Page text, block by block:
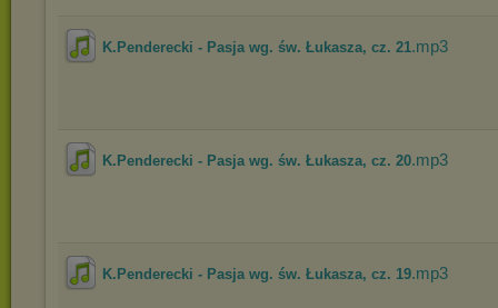
K.Penderecki - Pasja wg. św. Łukasza, cz. 21.mp3
K.Penderecki - Pasja wg. św. Łukasza, cz. 20.mp3
K.Penderecki - Pasja wg. św. Łukasza, cz. 19.mp3